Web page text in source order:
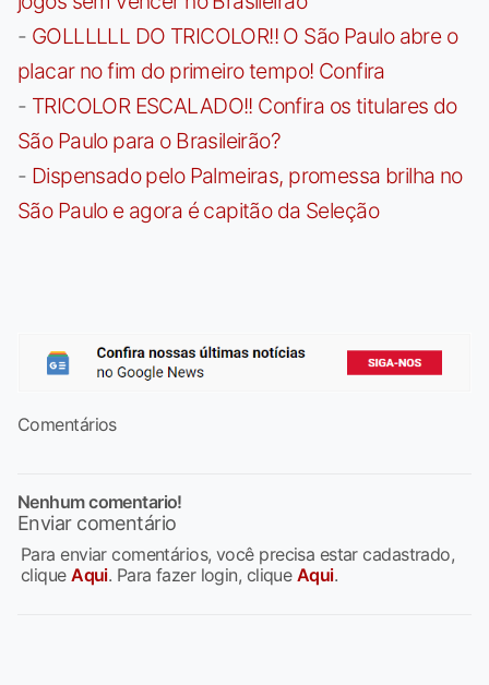
- GOLLLLLL DO TRICOLOR!! O São Paulo abre o
placar no fim do primeiro tempo! Confira
- TRICOLOR ESCALADO!! Confira os titulares do
São Paulo para o Brasileirão?
- Dispensado pelo Palmeiras, promessa brilha no
São Paulo e agora é capitão da Seleção
Comentários
Nenhum comentario!
Enviar comentário
Para enviar comentários, você precisa estar cadastrado,
cliqueAqui. Para fazer login, clique Aqui.